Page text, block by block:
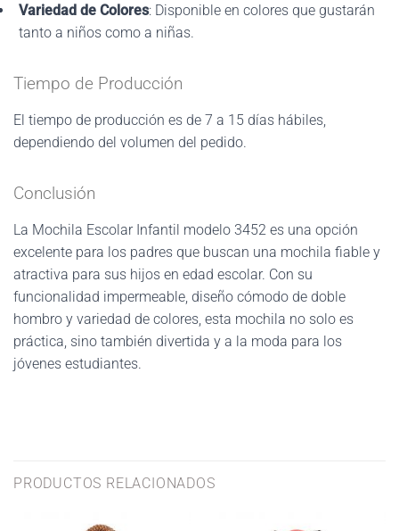
Variedad de Colores: Disponible en colores que gustarán
tanto a niños como a niñas.
Tiempo de Producción
El tiempo de producción es de 7 a 15 días hábiles,
dependiendo del volumen del pedido.
Conclusión
La Mochila Escolar Infantil modelo 3452 es una opción
excelente para los padres que buscan una mochila fiable y
atractiva para sus hijos en edad escolar. Con su
funcionalidad impermeable, diseño cómodo de doble
hombro y variedad de colores, esta mochila no solo es
práctica, sino también divertida y a la moda para los
jóvenes estudiantes.
PRODUCTOS RELACIONADOS